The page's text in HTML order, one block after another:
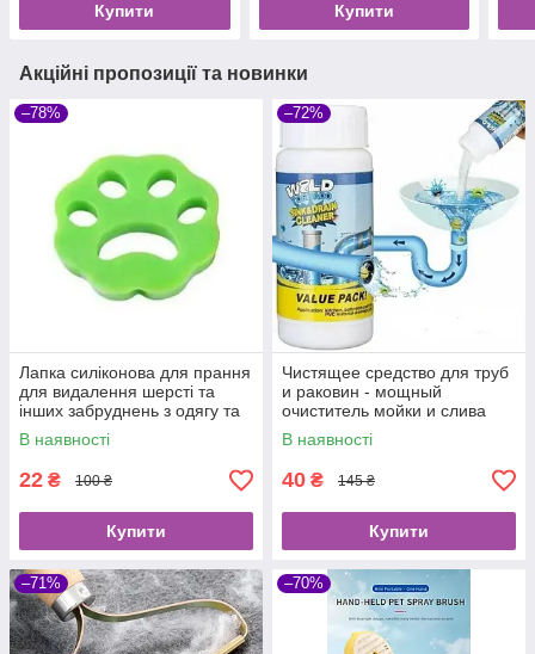
Купити Купити
Акційні пропозиції та новинки
–78%
Лапка силіконова для прання
для видалення шерсті та
інших забруднень з одягу та
меблів
В наявності
22 ₴ 100 ₴
Купити
–72%
Чистящее средство для труб
и раковин - мощный
очиститель мойки и слива
Wild Tornado Sink Drain
Cleaner
В наявності
40 ₴ 145 ₴
Купити
–71% –70%